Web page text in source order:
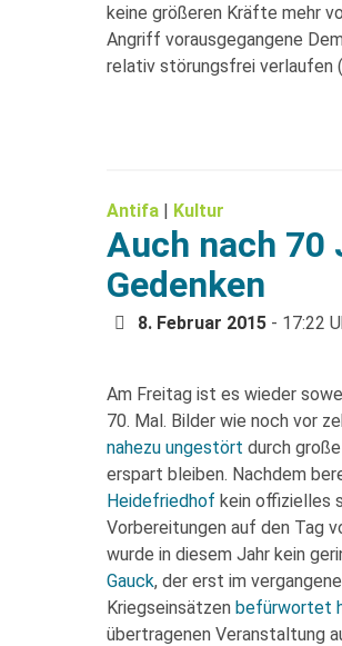
keine größeren Kräfte mehr
Angriff vorausgegangene
relativ störungsfrei verlaufen (
Antifa | Kultur
Auch nach 70
Gedenken
8. Februar 2015 - 17:22
Am Freitag ist es wieder
70. Mal. Bilder wie noch vor
nahezu ungestört durch
erspart bleiben. Nachdem
Heidefriedhof kein offizielles
Vorbereitungen auf den Tag
wurde in diesem Jahr kein
Gauck, der erst im
Kriegseinsätzen befürwortet
übertragenen Veranstaltung